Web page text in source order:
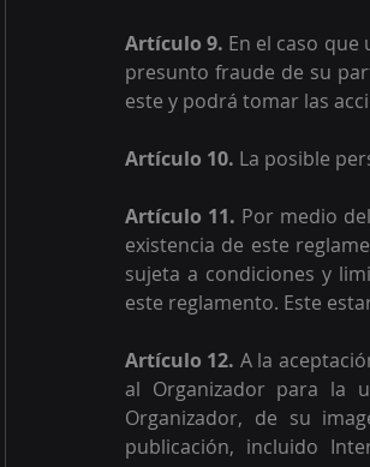
Artículo 9. En el caso
presunto fraude de su
este y podrá tomar las
Artículo 10. La posible
Artículo 11. Por medio
existencia de este
sujeta a condiciones y
este reglamento. Este
Artículo 12. A la
al Organizador para la
Organizador, de su
publicación, incluido